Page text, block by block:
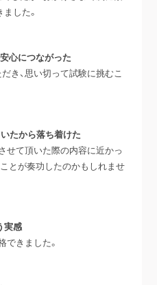
した。
心につながった
き、思い切って試験に挑むこ
いたから落ち着けた
せて頂いた際の内容に近かっ
とが奏功したのかもしれませ
実感
できました。